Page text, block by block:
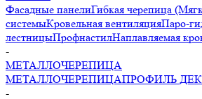
Фасадные панелиГибкая черепица
системыКровельная вентиляцияПаро-
лестницыПрофнастилНаплавляемая
-
МЕТАЛЛОЧЕРЕПИЦА
МЕТАЛЛОЧЕРЕПИЦАПРОФИЛЬ
-